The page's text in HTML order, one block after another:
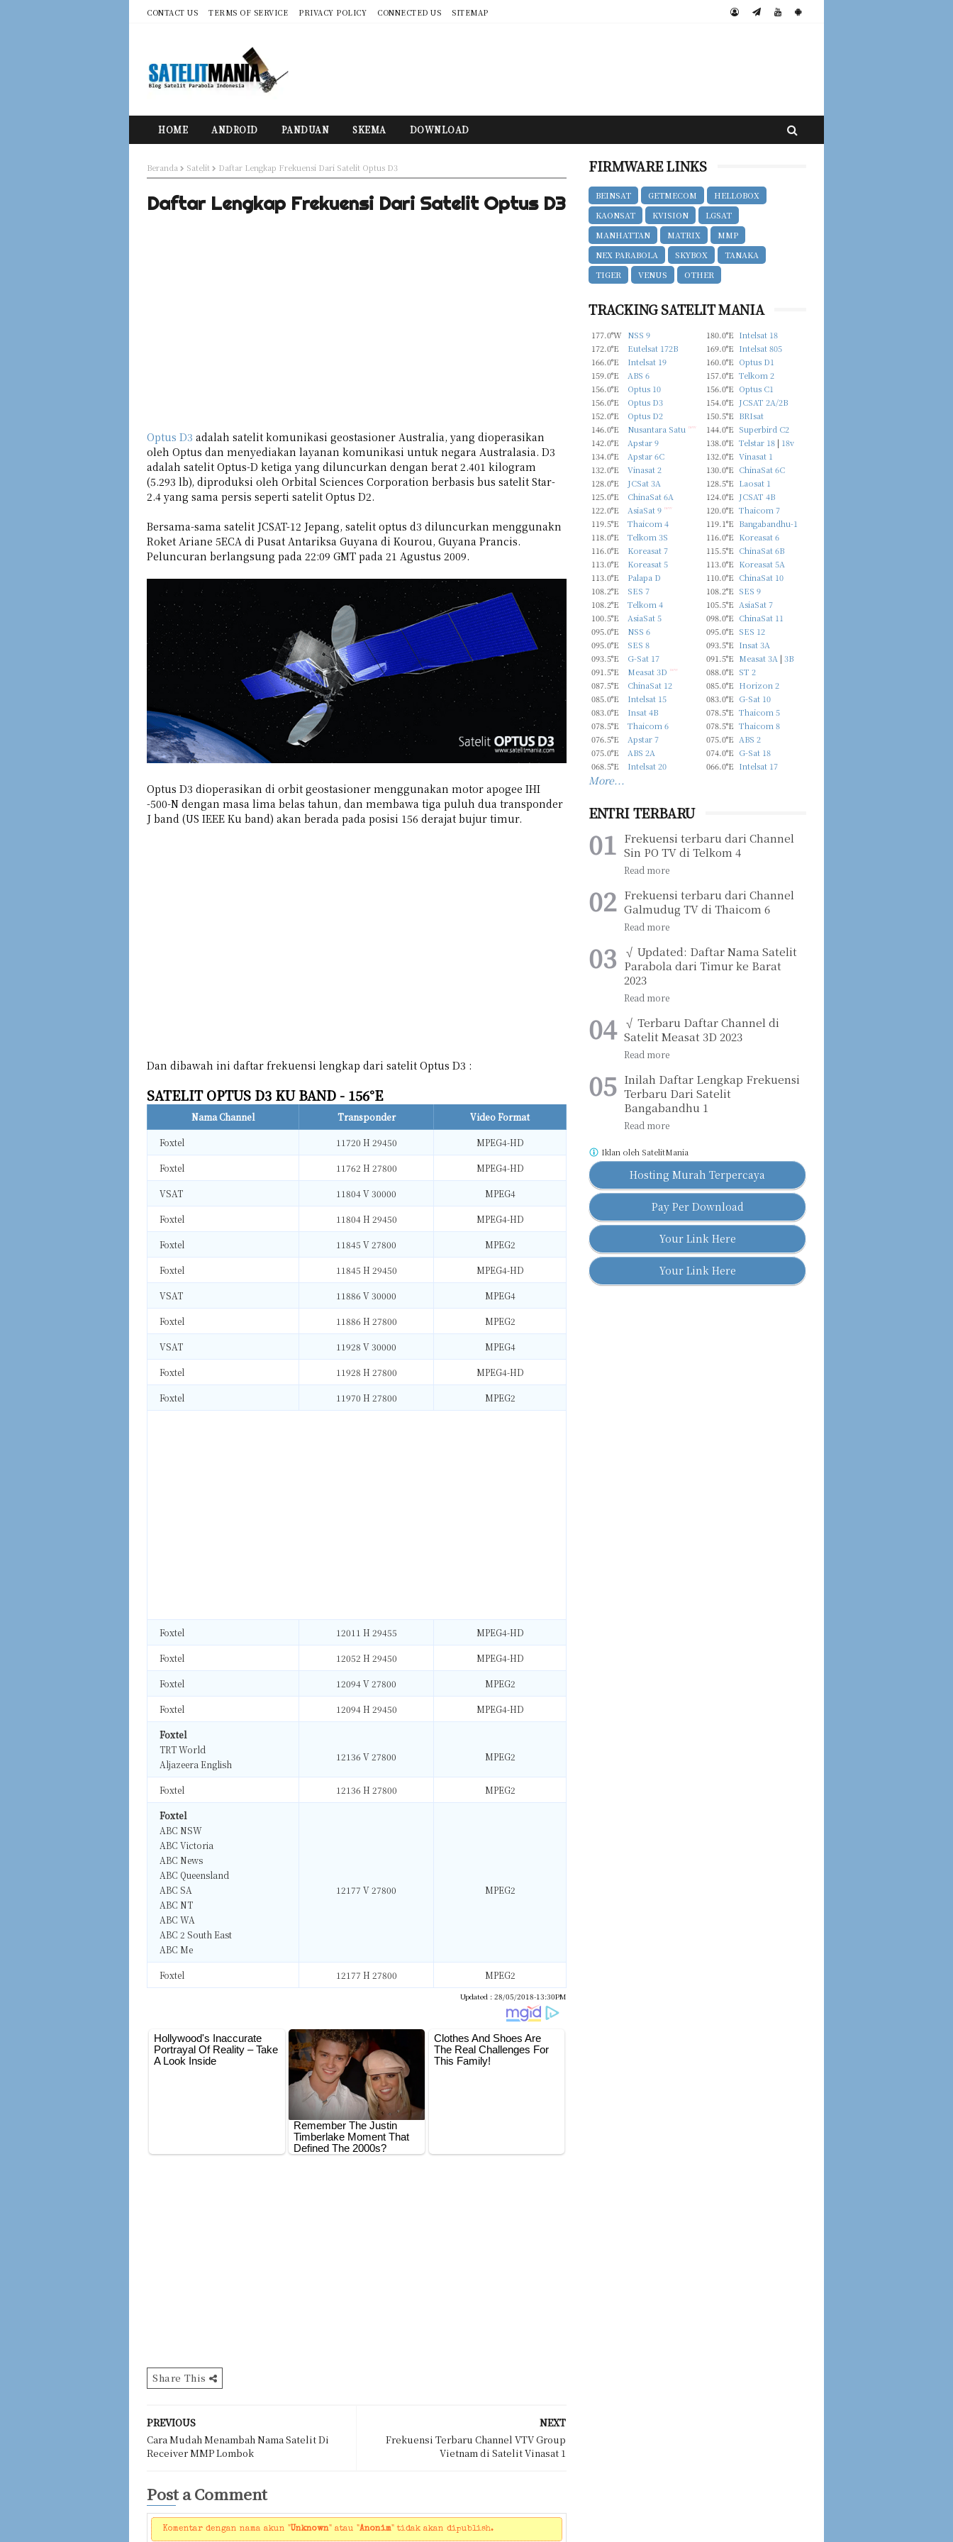
CONTACT US TERMS OF SERVICE PRIVACY POLICY CONNECTED US SITEMAP
HOME ANDROID PANDUAN SKEMA DOWNLOAD
Beranda Satelit Daftar Lengkap Frekuensi Dari Satelit Optus D3
Daftar Lengkap Frekuensi Dari Satelit Optus D3
Optus D3 adalah satelit komunikasi geostasioner Australia, yang dioperasikan
oleh Optus dan menyediakan layanan komunikasi untuk negara Australasia. D3
adalah satelit Optus-D ketiga yang diluncurkan dengan berat 2.401 kilogram
(5.293 lb), diproduksi oleh Orbital Sciences Corporation berbasis bus satelit Star-
2.4 yang sama persis seperti satelit Optus D2.
Bersama-sama satelit JCSAT-12 Jepang, satelit optus d3 diluncurkan menggunakn
Roket Ariane 5ECA di Pusat Antariksa Guyana di Kourou, Guyana Prancis.
Peluncuran berlangsung pada 22:09 GMT pada 21 Agustus 2009.
Optus D3 dioperasikan di orbit geostasioner menggunakan motor apogee IHI
-500-N dengan masa lima belas tahun, dan membawa tiga puluh dua transponder
J band (US IEEE Ku band) akan berada pada posisi 156 derajat bujur timur.
Dan dibawah ini daftar frekuensi lengkap dari satelit Optus D3 :
SATELIT OPTUS D3 KU BAND - 156°E
Nama Channel Transponder Video Format
Foxtel 11720 H 29450 MPEG4-HD
Foxtel 11762 H 27800 MPEG4-HD
VSAT 11804 V 30000 MPEG4
Foxtel 11804 H 29450 MPEG4-HD
Foxtel 11845 V 27800 MPEG2
Foxtel 11845 H 29450 MPEG4-HD
VSAT 11886 V 30000 MPEG4
Foxtel 11886 H 27800 MPEG2
VSAT 11928 V 30000 MPEG4
Foxtel 11928 H 27800 MPEG4-HD
Foxtel 11970 H 27800 MPEG2
Foxtel 12011 H 29455 MPEG4-HD
Foxtel 12052 H 29450 MPEG4-HD
Foxtel 12094 V 27800 MPEG2
Foxtel 12094 H 29450 MPEG4-HD
Foxtel
TRT World
Aljazeera English
12136 V 27800 MPEG2
Foxtel 12136 H 27800 MPEG2
Foxtel
ABC NSW
ABC Victoria
ABC News
ABC Queensland
ABC SA
ABC NT
ABC WA
ABC 2 South East
ABC Me
12177 V 27800 MPEG2
Foxtel 12177 H 27800 MPEG2
Updated : 28/05/2018-13:30PM
Share This
NEXT
Frekuensi Terbaru Channel VTV Group
Vietnam di Satelit Vinasat 1
PREVIOUS
Cara Mudah Menambah Nama Satelit Di
Receiver MMP Lombok
Post a Comment
Komentar dengan nama akun "Unknown" atau "Anonim" tidak akan dipublish.
FIRMWARE LINKS
BEINSAT GETMECOM
HELLOBOX
KAONSAT
KVISION
LGSAT
MANHATTAN
MATRIX
MMP
NEX PARABOLA
SKYBOX
TANAKA
TIGER
VENUS OTHER
TRACKING SATELIT MANIA
177.0°W NSS 9 180.0°E Intelsat 18
172.0°E
Eutelsat 172B 169.0°E Intelsat 805
166.0°E
Intelsat 19 160.0°E Optus D1
159.0°E
ABS 6 157.0°E Telkom 2
156.0°E
Optus 10 156.0°E Optus C1
156.0°E
Optus D3 154.0°E JCSAT 2A/2B
152.0°E
Optus D2 150.5°E BRIsat
146.0°E
Nusantara Satu new 144.0°E Superbird C2
142.0°E
Apstar 9 138.0°E Telstar 18| 18v
134.0°E
Apstar 6C 132.0°E Vinasat 1
132.0°E
Vinasat 2 130.0°E ChinaSat 6C
128.0°E
JCSat 3A 128.5°E Laosat 1
125.0°E
ChinaSat 6A 124.0°E JCSAT 4B
122.0°E
AsiaSat 9 new 120.0°E Thaicom 7
119.5°E
Thaicom 4 119.1°E Bangabandhu-1
118.0°E
Telkom 3S 116.0°E Koreasat 6
116.0°E
Koreasat 7 115.5°E ChinaSat 6B
113.0°E
Koreasat 5 113.0°E Koreasat 5A
113.0°E
Palapa D 110.0°E ChinaSat 10
108.2°E
SES 7 108.2°E SES 9
108.2°E
Telkom 4 105.5°E AsiaSat 7
100.5°E
AsiaSat 5 098.0°E ChinaSat 11
095.0°E
NSS 6 095.0°E SES 12
095.0°E
SES 8 093.5°E Insat 3A
093.5°E
G-Sat 17 091.5°E Measat 3A | 3B
091.5°E
Measat 3D new 088.0°E ST 2
087.5°E
ChinaSat 12 085.0°E Horizon 2
085.0°E
Intelsat 15 083.0°E G-Sat 10
083.0°E
Insat 4B 078.5°E Thaicom 5
078.5°E
Thaicom 6 078.5°E Thaicom 8
076.5°E
Apstar 7 075.0°E ABS 2
075.0°E
ABS 2A 074.0°E G-Sat 18
068.5°E
Intelsat 20 066.0°E Intelsat 17
More...
ENTRI TERBARU
Frekuensi terbaru dari Channel
Sin PO TV di Telkom 4
Frekuensi terbaru dari Channel
Galmudug TV di Thaicom 6
√ Updated: Daftar Nama Satelit
Parabola dari Timur ke Barat
2023
√ Terbaru Daftar Channel di
Satelit Measat 3D 2023
Inilah Daftar Lengkap Frekuensi
Terbaru Dari Satelit
Bangabandhu 1
Hosting Murah Terpercaya
Pay Per Download
Your Link Here
Your Link Here
Iklan oleh SatelitMania